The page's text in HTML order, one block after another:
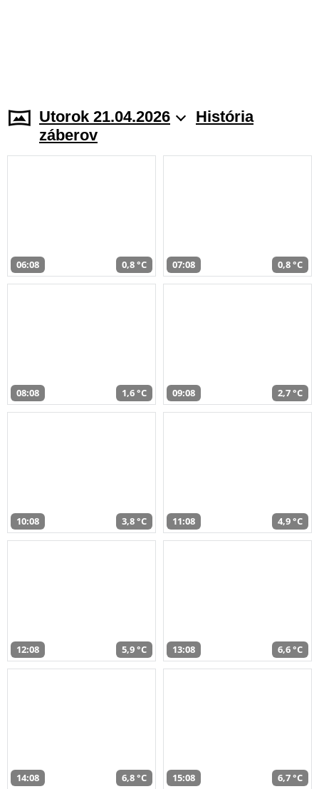
Utorok 21.04.2026
História
záberov
06:08 0,8 °C 07:08 0,8 °C
08:08 1,6 °C 09:08 2,7 °C
10:08 3,8 °C 11:08 4,9 °C
12:08 5,9 °C 13:08 6,6 °C
14:08 6,8 °C 15:08 6,7 °C